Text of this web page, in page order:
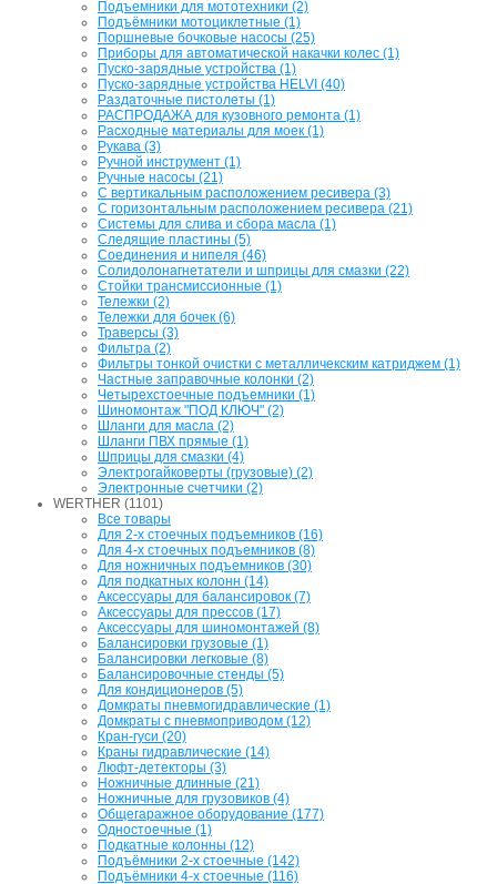
Подъемники для мототехники (2)
Подъёмники мотоциклетные (1)
Поршневые бочковые насосы (25)
Приборы для автоматической накачки колес (1)
Пуско-зарядные устройства (1)
Пуско-зарядные устройства HELVI (40)
Раздаточные пистолеты (1)
РАСПРОДАЖА для кузовного ремонта (1)
Расходные материалы для моек (1)
Рукава (3)
Ручной инструмент (1)
Ручные насосы (21)
С вертикальным расположением ресивера (3)
С горизонтальным расположением ресивера (21)
Системы для слива и сбора масла (1)
Следящие пластины (5)
Соединения и нипеля (46)
Солидолонагнетатели и шприцы для смазки (22)
Стойки трансмиссионные (1)
Тележки (2)
Тележки для бочек (6)
Траверсы (3)
Фильтра (2)
Фильтры тонкой очистки с металличекским катриджем (1)
Частные заправочные колонки (2)
Четырехстоечные подъемники (1)
Шиномонтаж "ПОД КЛЮЧ" (2)
Шланги для масла (2)
Шланги ПВХ прямые (1)
Шприцы для смазки (4)
Электрогайковерты (грузовые) (2)
Электронные счетчики (2)
WERTHER (1101)
Все товары
Для 2-х стоечных подъемников (16)
Для 4-х стоечных подъемников (8)
Для ножничных подъемников (30)
Для подкатных колонн (14)
Аксессуары для балансировок (7)
Аксессуары для прессов (17)
Аксессуары для шиномонтажей (8)
Балансировки грузовые (1)
Балансировки легковые (8)
Балансировочные стенды (5)
Для кондиционеров (5)
Домкраты пневмогидравлические (1)
Домкраты с пневмоприводом (12)
Кран-гуси (20)
Краны гидравлические (14)
Люфт-детекторы (3)
Ножничные длинные (21)
Ножничные для грузовиков (4)
Общегаражное оборудование (177)
Одностоечные (1)
Подкатные колонны (12)
Подъёмники 2-х стоечные (142)
Подъёмники 4-х стоечные (116)